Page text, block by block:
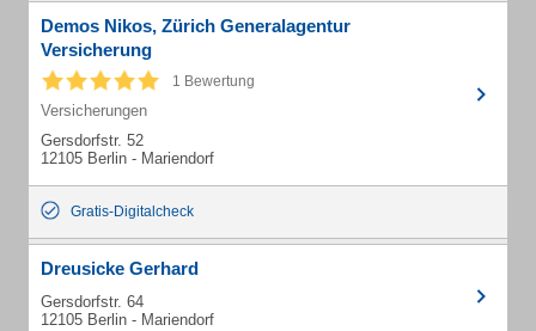
Demos Nikos, Zürich Generalagentur
Versicherung
1 Bewertung
Versicherungen
Gersdorfstr. 52
12105 Berlin - Mariendorf
Gratis-Digitalcheck
Dreusicke Gerhard
Gersdorfstr. 64
12105 Berlin - Mariendorf